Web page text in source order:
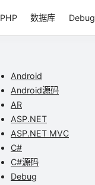
PHP 数据库 Debug
Android
Android源码
AR
ASP.NET
ASP.NET MVC
C#
C#源码
Debug